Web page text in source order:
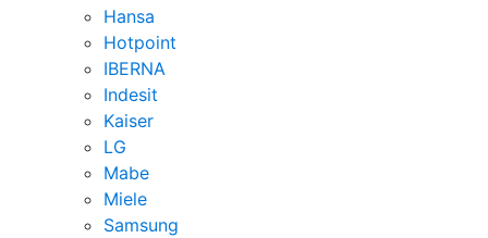
Hansa
Hotpoint
IBERNA
Indesit
Kaiser
LG
Mabe
Miele
Samsung